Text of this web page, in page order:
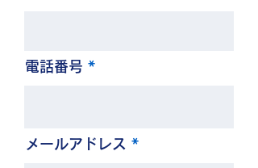
電話番号
メールアドレス